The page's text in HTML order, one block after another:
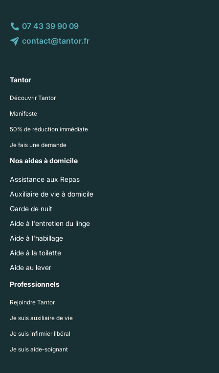
07 43 39 90 09
contact@tantor.fr
Tantor
Découvrir Tantor
Manifeste
50% de réduction immédiate
Je fais une demande
Nos aides à domicile
Assistance aux Repas
Auxiliaire de vie à domicile
Garde de nuit
Aide à l'entretien du linge
Aide à l'habillage
Aide à la toilette
Aide au lever
Professionnels
Rejoindre Tantor
Je suis auxiliaire de vie
Je suis infirmier libéral
Je suis aide-soignant